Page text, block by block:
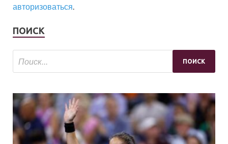
авторизоваться.
ПОИСК